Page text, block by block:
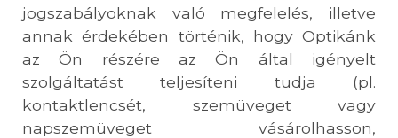
jogszabályoknak való megfelelés, illetve
annak érdekében történik, hogy Optikánk
az Ön részére az Ön által igényelt
szolgáltatást teljesíteni tudja (pl.
kontaktlencsét, szemüveget vagy
napszemüveget vásárolhasson,